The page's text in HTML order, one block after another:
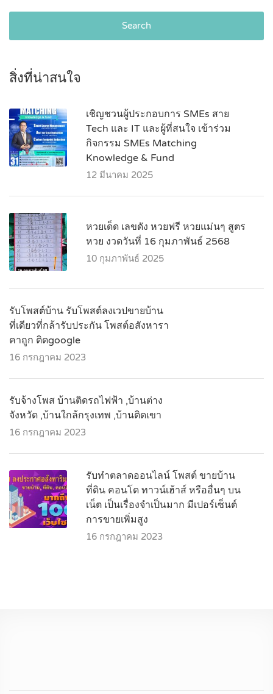
Search
สิ่งที่น่าสนใจ
เชิญชวนผู้ประกอบการ SMEs สาย
Tech และ IT และผู้ที่สนใจ เข้าร่วม
กิจกรรม SMEs Matching
Knowledge & Fund
12 มีนาคม 2025
หวยเด็ด เลขดัง หวยฟรี หวยแม่นๆ สูตร
หวย งวดวันที่ 16 กุมภาพันธ์ 2568
10 กุมภาพันธ์ 2025
รับโพสต์บ้าน รับโพสต์ลงเวปขายบ้าน
ที่เดียวที่กล้ารับประกัน โพสต์อสังหารา
คาถูก ติดgoogle
16 กรกฎาคม 2023
รับจ้างโพส บ้านติดรถไฟฟ้า ,บ้านต่าง
จังหวัด ,บ้านใกล้กรุงเทพ ,บ้านติดเขา
16 กรกฎาคม 2023
รับทำตลาดออนไลน์ โพสต์ ขายบ้าน
ที่ดิน คอนโด ทาวน์เฮ้าส์ หรืออื่นๆ บน
เน็ต เป็นเรื่องจำเป็นมาก มีเปอร์เซ็นต์
การขายเพิ่มสูง
16 กรกฎาคม 2023